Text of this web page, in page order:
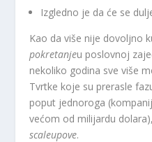
Izgledno je da će se
Kao da više nije dovoljno
pokretanjeu poslovnoj
nekoliko godina sve više
Tvrtke koje su prerasle
poput jednoroga
većom od milijardu
scaleupove.